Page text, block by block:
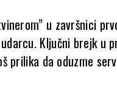
u završnici
Ključni brejk u
prilika da oduzme